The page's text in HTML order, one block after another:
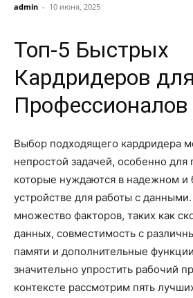
admin - 10 июня, 2025
Топ-5 Быстрых
Кардридеров для
Профессионалов
Выбор подходящего кардридера
непростой задачей, особенно для
которые нуждаются в надежном и
устройстве для работы с
множество факторов, таких как
данных, совместимость с
памяти и дополнительные
значительно упростить рабочий
контексте рассмотрим пять